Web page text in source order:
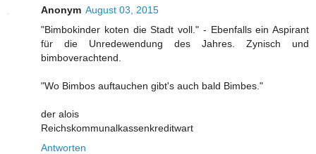
Anonym August 03, 2015
"Bimbokinder koten die Stadt voll." - Ebenfalls ein Aspirant
für die Unredewendung des Jahres. Zynisch und
bimboverachtend.
"Wo Bimbos auftauchen gibt's auch bald Bimbes."
der alois
Reichskommunalkassenkreditwart
Antworten